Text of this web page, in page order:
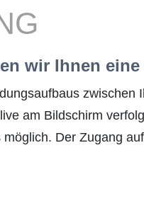
wir Ihnen
am Bildschirm
Der Zugang